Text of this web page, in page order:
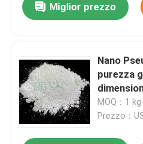
Miglior prezzo
Nano
purezza
utilizzato
MOQ：1 kg
Prezzo：